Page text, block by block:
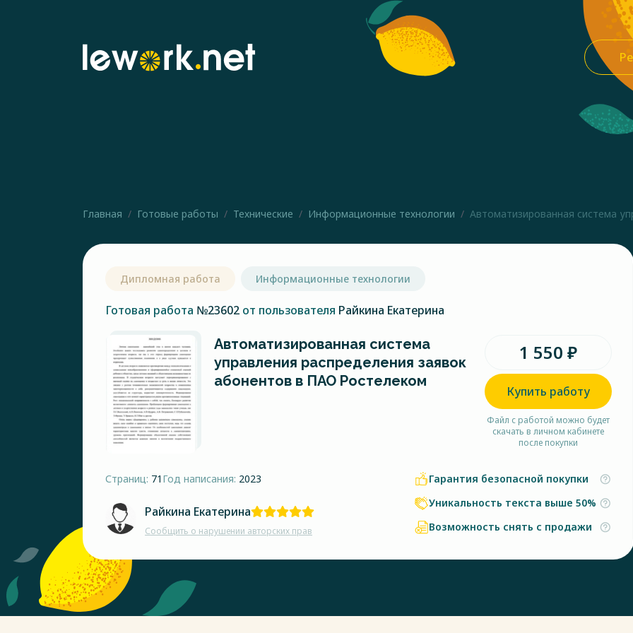
Главная Готовые работы Технические Информационные технологии Автоматизированная система
Дипломная работа Информационные технологии
Готовая работа №23602 от пользователя Райкина Екатерина
Автоматизированная система
управления распределения заявок
абонентов в ПАО Ростелеком
1 550 ₽
Купить работу
Файл с работой можно будет
скачать в личном кабинете
после покупки
Страниц: 71 Год написания: 2023
Райкина Екатерина
Сообщить о нарушении авторских прав
Гарантия безопасной покупки
Уникальность текста выше 50%
Возможность снять с продажи